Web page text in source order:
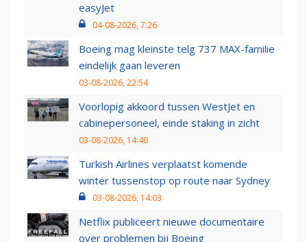
easyJet
04-08-2026, 7:26
Boeing mag kleinste telg 737 MAX-familie
eindelijk gaan leveren
03-08-2026, 22:54
Voorlopig akkoord tussen WestJet en
cabinepersoneel, einde staking in zicht
03-08-2026, 14:40
Turkish Airlines verplaatst komende
winter tussenstop op route naar Sydney
03-08-2026, 14:03
Netflix publiceert nieuwe documentaire
over problemen bij Boeing